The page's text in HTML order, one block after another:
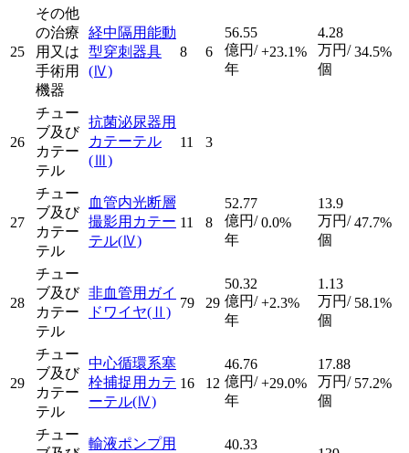
25
その他
の治療
用又は
手術用
機器
経中隔用能動
型穿刺器具
(Ⅳ)
8 6
56.55
億円/
年
+23.1%
4.28
万円/
個
34.5%
26
チュー
ブ及び
カテー
テル
抗菌泌尿器用
カテーテル
(Ⅲ)
11 3
27
チュー
ブ及び
カテー
テル
血管内光断層
撮影用カテー
テル(Ⅳ)
11 8
52.77
億円/
年
0.0%
13.9
万円/
個
47.7%
28
チュー
ブ及び
カテー
テル
非血管用ガイ
ドワイヤ(Ⅱ)
79 29
50.32
億円/
年
+2.3%
1.13
万円/
個
58.1%
29
チュー
ブ及び
カテー
テル
中心循環系塞
栓捕捉用カテ
ーテル(Ⅳ)
16 12
46.76
億円/
年
+29.0%
17.88
万円/
個
57.2%
チュー
輸液ポンプ用
40.33